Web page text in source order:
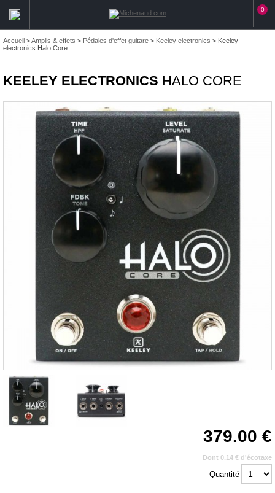
0
Accueil >Amplis & effets > Pédales d'effet guitare > Keeley electronics > Keeley
electronics Halo Core
KEELEY ELECTRONICS HALO CORE
379.00
Dont 0.14 € d'écotaxe
Quantité